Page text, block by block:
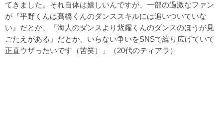
てきました。それ自体は嬉しいんですが、一部の過激なファン
が『平野くんは髙橋くんのダンススキルには追いついていな
い』だとか、『海人のダンスより紫耀くんのダンスのほうが見
ごたえがある』だとか、いらない争いをSNSで繰り広げていて
正直ウザったいです（苦笑）」（20代のティアラ）